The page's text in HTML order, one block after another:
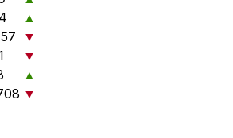
▲
▼
▼
▲
▼